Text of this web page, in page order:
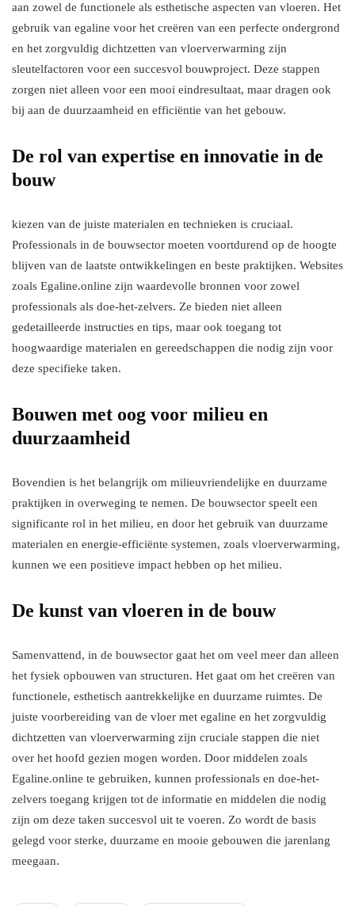
aan zowel de functionele als esthetische aspecten van vloeren. Het
gebruik van egaline voor het creëren van een perfecte ondergrond
en het zorgvuldig dichtzetten van vloerverwarming zijn
sleutelfactoren voor een succesvol bouwproject. Deze stappen
zorgen niet alleen voor een mooi eindresultaat, maar dragen ook
bij aan de duurzaamheid en efficiëntie van het gebouw.
De rol van expertise en innovatie in de
bouw
kiezen van de juiste materialen en technieken is cruciaal.
Professionals in de bouwsector moeten voortdurend op de hoogte
blijven van de laatste ontwikkelingen en beste praktijken. Websites
zoals Egaline.online zijn waardevolle bronnen voor zowel
professionals als doe-het-zelvers. Ze bieden niet alleen
gedetailleerde instructies en tips, maar ook toegang tot
hoogwaardige materialen en gereedschappen die nodig zijn voor
deze specifieke taken.
Bouwen met oog voor milieu en
duurzaamheid
Bovendien is het belangrijk om milieuvriendelijke en duurzame
praktijken in overweging te nemen. De bouwsector speelt een
significante rol in het milieu, en door het gebruik van duurzame
materialen en energie-efficiënte systemen, zoals vloerverwarming,
kunnen we een positieve impact hebben op het milieu.
De kunst van vloeren in de bouw
Samenvattend, in de bouwsector gaat het om veel meer dan alleen
het fysiek opbouwen van structuren. Het gaat om het creëren van
functionele, esthetisch aantrekkelijke en duurzame ruimtes. De
juiste voorbereiding van de vloer met egaline en het zorgvuldig
dichtzetten van vloerverwarming zijn cruciale stappen die niet
over het hoofd gezien mogen worden. Door middelen zoals
Egaline.online te gebruiken, kunnen professionals en doe-het-
zelvers toegang krijgen tot de informatie en middelen die nodig
zijn om deze taken succesvol uit te voeren. Zo wordt de basis
gelegd voor sterke, duurzame en mooie gebouwen die jarenlang
meegaan.